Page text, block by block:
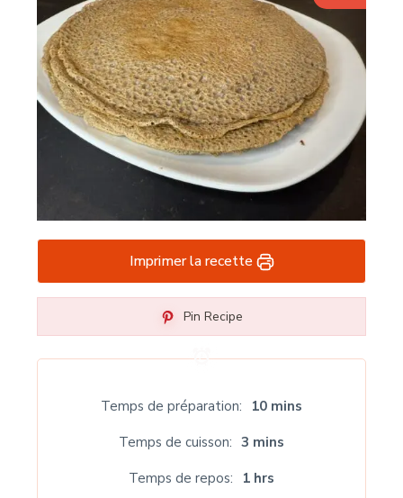
Imprimer la recette
Pin Recipe
Temps de préparation
10 mins
Temps de cuisson
3 mins
Temps de repos
1 hrs